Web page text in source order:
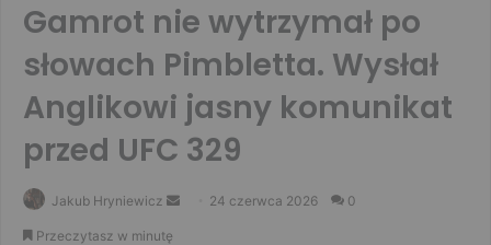
Gamrot nie wytrzymał po
słowach Pimbletta. Wysłał
Anglikowi jasny komunikat
przed UFC 329
Jakub Hryniewicz
Send 24 czerwca 2026 0
Przeczytasz w minutę